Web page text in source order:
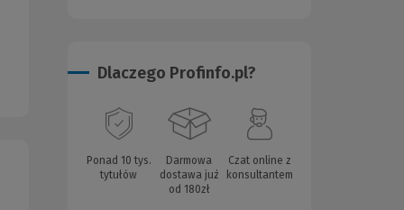
Dlaczego Profinfo.pl?
Ponad 10 tys.
tytułów
Darmowa
dostawa już
od 180zł
Czat online z
konsultantem